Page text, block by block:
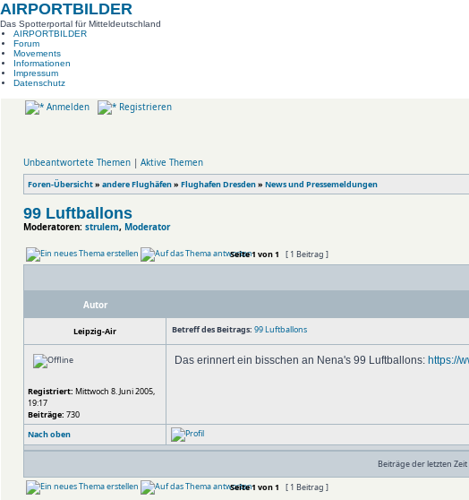
AIRPORTBILDER
Das Spotterportal für Mitteldeutschland
AIRPORTBILDER
Forum
Movements
Informationen
Impressum
Datenschutz
Anmelden Registrieren
Unbeantwortete Themen | Aktive Themen
Foren-Übersicht» andere Flughäfen» Flughafen Dresden» News und Pressemeldungen
99 Luftballons
Moderatoren: strulem, Moderator
Seite1 von1
[ 1 Beitrag ]
Autor
Leipzig-Air Betreff des Beitrags: 99 Luftballons
Registriert: Mittwoch 8. Juni 2005,
19:17
Beiträge: 730
Das erinnert ein bisschen an Nena's 99 Luftballons: https://
Nach oben
Beiträge der letzten
Seite1 von1 [ 1 Beitrag ]